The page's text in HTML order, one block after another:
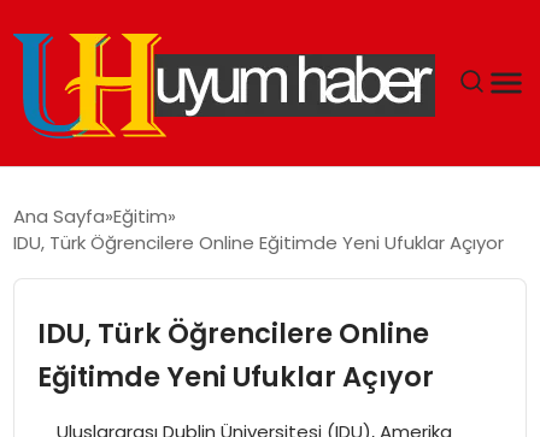
EKONOMI
SIYASET
DÜNYA
Ana Sayfa Eğitim
IDU, Türk Öğrencilere Online Eğitimde Yeni Ufuklar Açıyor
IDU, Türk Öğrencilere Online
Eğitimde Yeni Ufuklar Açıyor
Uluslararası Dublin Üniversitesi (IDU), Amerika